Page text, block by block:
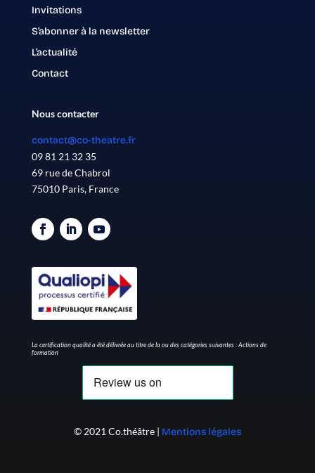
Invitations
S’abonner à la newsletter
L’actualité
Contact
Nous contacter
contact@co-theatre.fr
09 81 21 32 35
69 rue de Chabrol
75010 Paris, France
La certification qualité a été délivrée au titre de la ou des catégories suivantes : Actions de
formation
© 2021 Co.théâtre | Mentions légales